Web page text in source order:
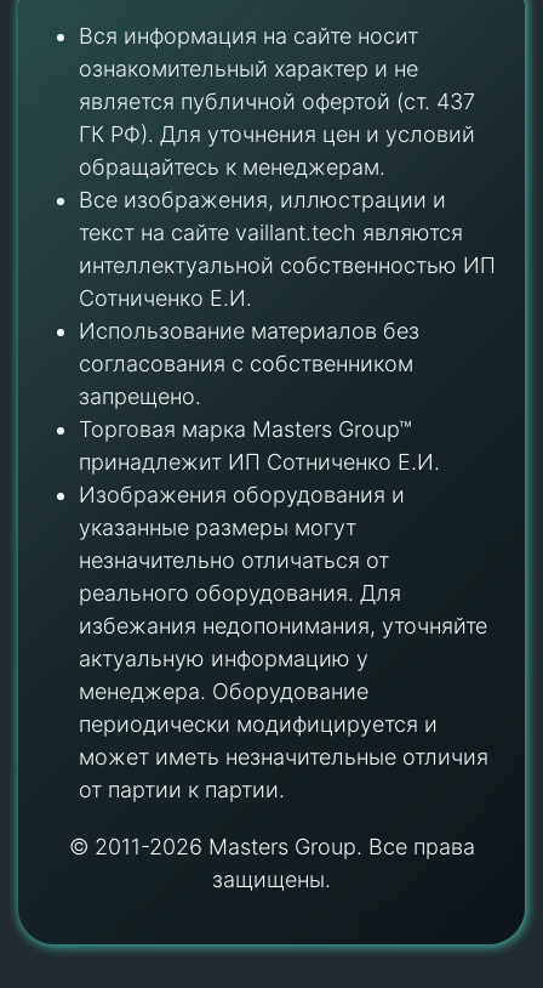
Вся информация на сайте носит
ознакомительный характер и не
является публичной офертой (ст. 437
ГК РФ). Для уточнения цен и условий
обращайтесь к менеджерам.
Все изображения, иллюстрации и
текст на сайте vaillant.tech являются
интеллектуальной собственностью ИП
Сотниченко Е.И.
Использование материалов без
согласования с собственником
запрещено.
Торговая марка Masters Group™
принадлежит ИП Сотниченко Е.И.
Изображения оборудования и
указанные размеры могут
незначительно отличаться от
реального оборудования. Для
избежания недопонимания, уточняйте
актуальную информацию у
менеджера. Оборудование
периодически модифицируется и
может иметь незначительные отличия
от партии к партии.
© 2011-2026 Masters Group. Все права
защищены.